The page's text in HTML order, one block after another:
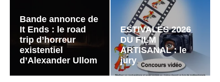
Bande annonce de
It Ends : le road
trip d’horreur
existentiel
d’Alexander Ullom
ESTIVALES 2026
DU FILM
ARTISANAL : le
jury